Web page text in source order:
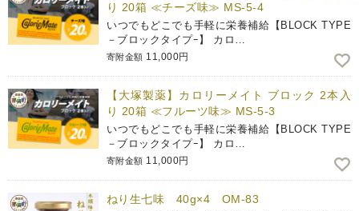
り 20箱 ≪チーズ味≫ MS-5-4
いつでもどこでも手軽に栄養補給【BLOCK TYPE
－ブロックタイプｰ】 カロ…
寄附金額 11,000円
【大塚製薬】カロリーメイト ブロック 2本入
り 20箱 ≪フルーツ味≫ MS-5-3
いつでもどこでも手軽に栄養補給【BLOCK TYPE
－ブロックタイプｰ】 カロ…
寄附金額 11,000円
ねり生七味 40g×4 OM-83